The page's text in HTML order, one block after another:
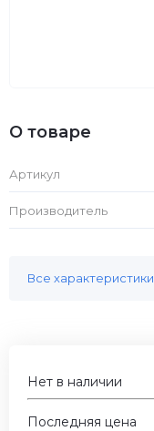
О товаре
Артикул
Производитель
Все характеристики
Нет в наличии
Последняя цена